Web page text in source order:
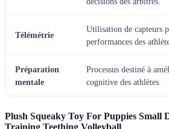
Télémétrie
Utilisation de capteurs
performances des
Préparation
mentale
Processus destiné à
cognitive des athlètes.
Plush Squeaky Toy For Puppies Small